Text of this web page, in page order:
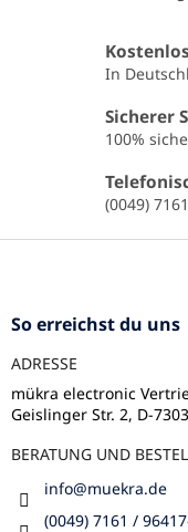
In
Sicherer
100%
(0049)
F
So erreichst du uns
ADRESSE
mükra electronic
Geislinger Str. 2, D-
BERATUNG UND
info@muekra.de
(0049) 7161 /